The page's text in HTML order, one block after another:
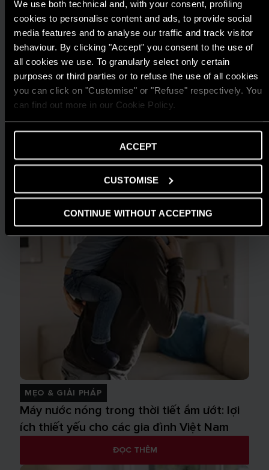
We use both technical and, with your consent, profiling
cookies to personalise content and ads, to provide social
media features and to analyse our traffic and track visitor
behaviour. By clicking "Accept" you consent to the use of
all cookies we use. To granularly select only certain
purposes or third parties or to refuse the use of all cookies
you can click on "Customise" or "Refuse" respectively. You
can find out more in our Cookie Policy.
ACCEPT
CUSTOMISE
CONTINUE WITHOUT ACCEPTING
TIN TỨC
ARISTON THIẾT LẬP CHUẨN MỰC MỚI
CHO GIẢI PHÁP NƯỚC NÓNG TẠI GIẢI
THƯỞNG HIỆU QUẢ NĂNG LƯỢNG 2025
ĐỌC THÊM
MẸO & GIẢI PHÁP
Máy nước nóng trong thời tiết ẩm ướt: lợi
ích thiết yếu cho các gia đình Việt Nam
ĐỌC THÊM